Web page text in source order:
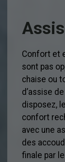
Confort et
sont pas
chaise ou
d’assise
disposez,
confort
avec une
des
finale par